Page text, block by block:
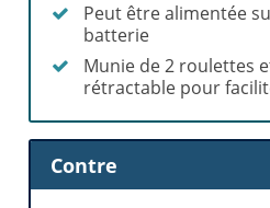
Peut être alimentée
batterie
Munie de 2 roulettes
rétractable pour
Contre